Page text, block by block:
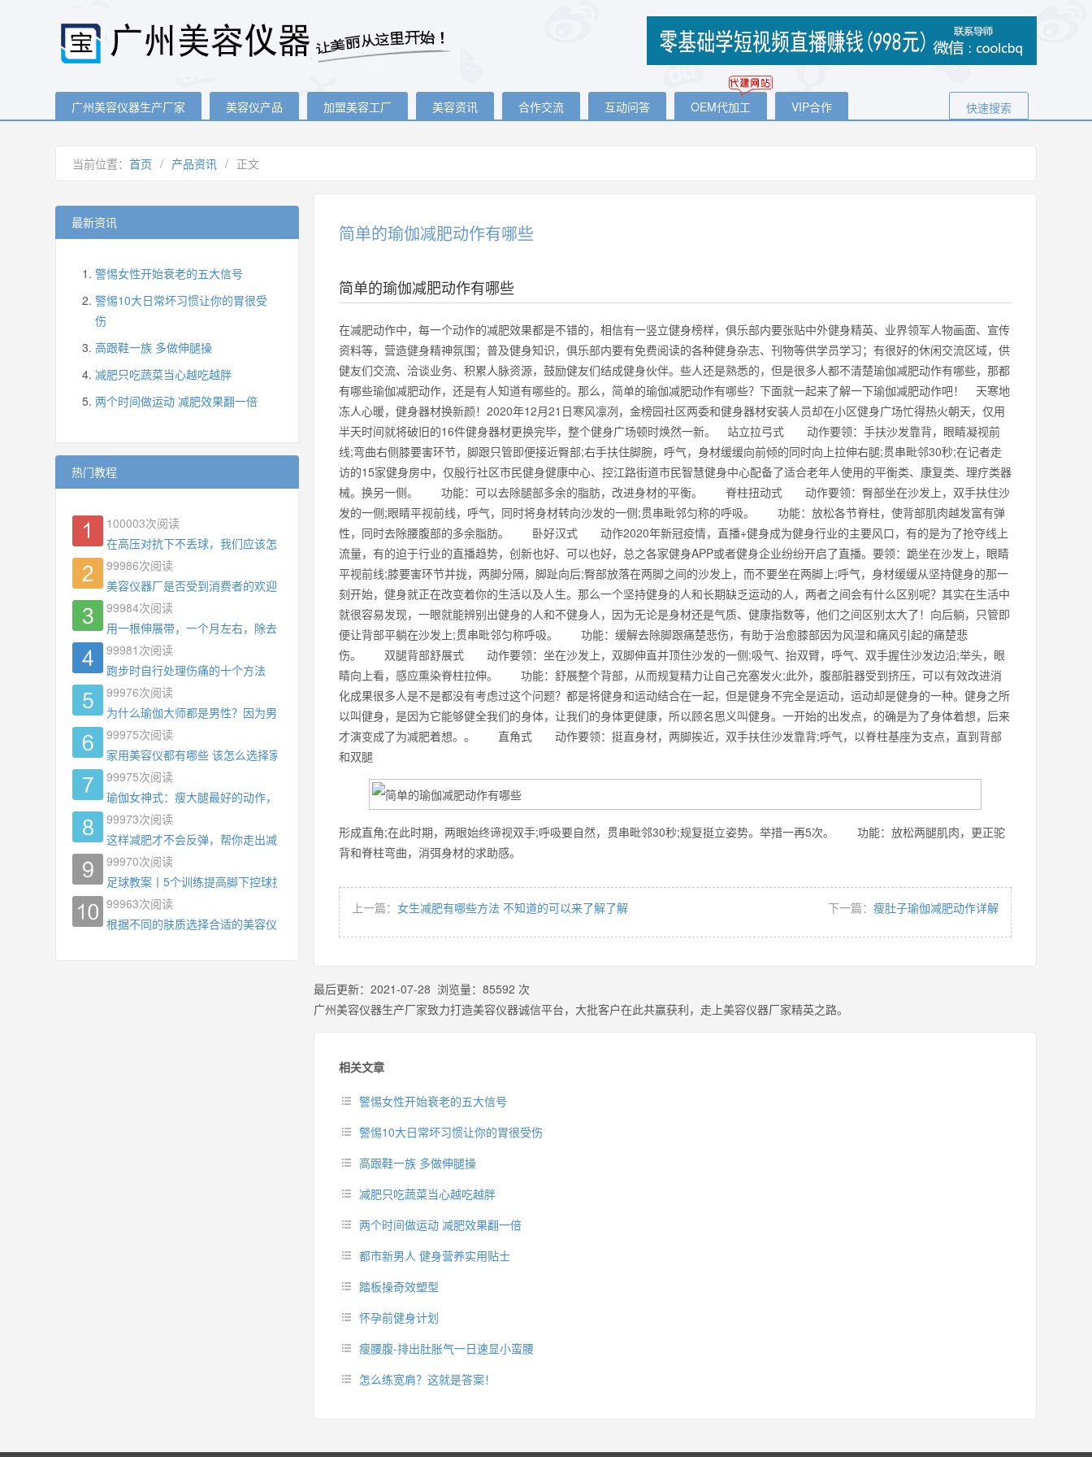
广州美容仪器生产厂家 美容仪产品 加盟美容工厂 美容资讯 合作交流 互动问答 OEM代加工 VIP合作 快速搜索
当前位置： 首页 / 产品资讯 / 正文
简单的瑜伽减肥动作有哪些
简单的瑜伽减肥动作有哪些
在减肥动作中，每一个动作的减肥效果都是不错的，相信有一竖立健身榜样，俱乐部内要张贴中外健身精英、业界领军人物画面、宣传
资料等，营造健身精神氛围；普及健身知识，俱乐部内要有免费阅读的各种健身杂志、刊物等供学员学习；有很好的休闲交流区域，供
健友们交流、洽谈业务、积累人脉资源，鼓励健友们结成健身伙伴。些人还是熟悉的，但是很多人都不清楚瑜伽减肥动作有哪些，那都
有哪些瑜伽减肥动作，还是有人知道有哪些的。那么，简单的瑜伽减肥动作有哪些？下面就一起来了解一下瑜伽减肥动作吧！ 天寒地
冻人心暖，健身器材换新颜！2020年12月21日寒风凛冽，金榜园社区两委和健身器材安装人员却在小区健身广场忙得热火朝天，仅用
半天时间就将破旧的16件健身器材更换完毕，整个健身广场顿时焕然一新。 站立拉弓式 动作要领：手扶沙发靠背，眼睛凝视前
线;弯曲右侧膝要害环节，脚跟只管即便接近臀部;右手扶住脚腕，呼气，身材缓缓向前倾的同时向上拉伸右腿;贯串毗邻30秒;在记者走
访的15家健身房中，仅殷行社区市民健身健康中心、控江路街道市民智慧健身中心配备了适合老年人使用的平衡类、康复类、理疗类器
械。换另一侧。 功能：可以去除腿部多余的脂肪，改进身材的平衡。 脊柱扭动式 动作要领：臀部坐在沙发上，双手扶住沙
发的一侧;眼睛平视前线，呼气，同时将身材转向沙发的一侧;贯串毗邻匀称的呼吸。 功能：放松各节脊柱，使背部肌肉越发富有弹
性，同时去除腰腹部的多余脂肪。 卧好汉式 动作2020年新冠疫情，直播+健身成为健身行业的主要风口，有的是为了抢夺线上
流量，有的迫于行业的直播趋势，创新也好、可以也好，总之各家健身APP或者健身企业纷纷开启了直播。要领：跪坐在沙发上，眼睛
平视前线;膝要害环节并拢，两脚分隔，脚趾向后;臀部放落在两脚之间的沙发上，而不要坐在两脚上;呼气，身材缓缓从坚持健身的那一
刻开始，健身就正在改变着你的生活以及人生。那么一个坚持健身的人和长期缺乏运动的人，两者之间会有什么区别呢？其实在生活中
就很容易发现，一眼就能辨别出健身的人和不健身人，因为无论是身材还是气质、健康指数等，他们之间区别太大了！向后躺，只管即
便让背部平躺在沙发上;贯串毗邻匀称呼吸。 功能：缓解去除脚跟痛楚悲伤，有助于治愈膝部因为风湿和痛风引起的痛楚悲
伤。 双腿背部舒展式 动作要领：坐在沙发上，双脚伸直并顶住沙发的一侧;吸气、抬双臂，呼气、双手握住沙发边沿;举头，眼
睛向上看，感应熏染脊柱拉伸。 功能：舒展整个背部，从而规复精力让自己充塞发火;此外，腹部脏器受到挤压，可以有效改进消
化成果很多人是不是都没有考虑过这个问题？都是将健身和运动结合在一起，但是健身不完全是运动，运动却是健身的一种。健身之所
以叫健身，是因为它能够健全我们的身体，让我们的身体更健康，所以顾名思义叫健身。一开始的出发点，的确是为了身体着想，后来
才演变成了为减肥着想。。 直角式 动作要领：挺直身材，两脚挨近，双手扶住沙发靠背;呼气，以脊柱基座为支点，直到背部
和双腿
形成直角;在此时期，两眼始终谛视双手;呼吸要自然，贯串毗邻30秒;规复挺立姿势。举措一再5次。 功能：放松两腿肌肉，更正驼
背和脊柱弯曲，消弭身材的求助感。
上一篇： 女生减肥有哪些方法 不知道的可以来了解了解 下一篇： 瘦肚子瑜伽减肥动作详解
最后更新： 2021-07-28 浏览量： 85592 次
广州美容仪器生产厂家致力打造美容仪器诚信平台，大批客户在此共赢获利，走上美容仪器厂家精英之路。
相关文章
警惕女性开始衰老的五大信号
警惕10大日常坏习惯让你的胃很受伤
高跟鞋一族 多做伸腿操
减肥只吃蔬菜当心越吃越胖
两个时间做运动 减肥效果翻一倍
都市新男人 健身营养实用贴士
踏板操奇效塑型
怀孕前健身计划
瘦腰腹-排出肚胀气一日速显小蛮腰
怎么练宽肩？这就是答案！
最新资讯
警惕女性开始衰老的五大信号
警惕10大日常坏习惯让你的胃很受
伤
高跟鞋一族 多做伸腿操
减肥只吃蔬菜当心越吃越胖
两个时间做运动 减肥效果翻一倍
热门教程
100003次阅读
在高压对抗下不丢球，我们应该怎么练?
99986次阅读
美容仪器厂是否受到消费者的欢迎
99984次阅读
用一根伸展带，一个月左右，除去了手臂拜拜肉，背也变薄了
99981 次阅读
跑步时自行处理伤痛的十个方法
99976次阅读
为什么瑜伽大师都是男性？因为男权，让女性失去同等的机会
99975次阅读
家用美容仪都有哪些 该怎么选择家用美容仪
99975次阅读
瑜伽女神式：瘦大腿最好的动作，没有之一，为什么你练了没效果？
99973次阅读
这样减肥才不会反弹，帮你走出减肥瓶颈
99970次阅读
足球教案丨5个训练提高脚下控球技术
99963次阅读
根据不同的肤质选择合适的美容仪器